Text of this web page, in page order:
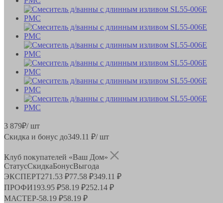
3 879₽/ шт
Скидка и бонус до349.11 ₽/ шт
Клуб покупателей «Ваш Дом»
СтатусСкидкаБонусВыгода
ЭКСПЕРТ271.53 ₽77.58 ₽349.11 ₽
ПРОФИ193.95 ₽58.19 ₽252.14 ₽
МАСТЕР-58.19 ₽58.19 ₽